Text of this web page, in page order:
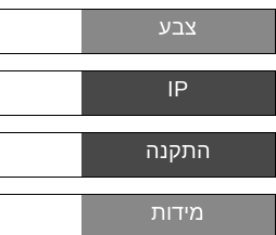
צבע
IP
התקנה
מידות